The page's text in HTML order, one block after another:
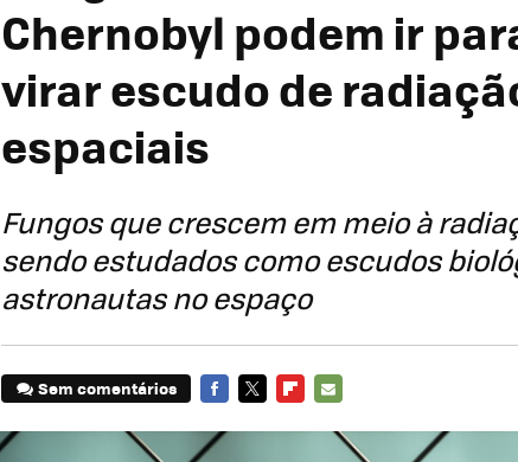
Chernobyl podem ir
virar escudo de
espaciais
Fungos que crescem em meio à
sendo estudados como escudos
astronautas no espaço
Sem comentários
MAIL